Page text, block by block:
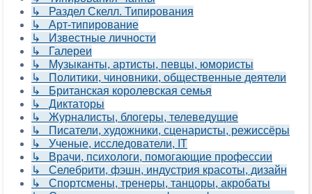
↳ Раздел Скелл. Типирования
↳ Арт-типирование
↳ Известные личности
↳ Галереи
↳ Музыканты, артисты, певцы, юмористы
↳ Политики, чиновники, общественные деятели
↳ Британская королевская семья
↳ Диктаторы
↳ Журналисты, блогеры, телеведущие
↳ Писатели, художники, сценаристы, режиссёры
↳ Ученые, исследователи, IT
↳ Врачи, психологи, помогающие профессии
↳ Селебрити, фэшн, индустрия красоты, дизайн
↳ Спортсмены, тренеры, танцоры, акробаты